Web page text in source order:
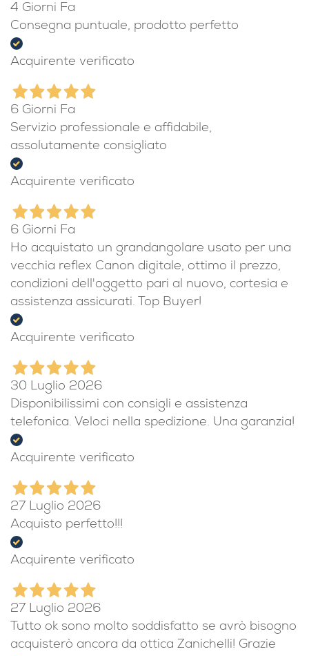
4 Giorni Fa
Consegna puntuale, prodotto perfetto
Acquirente verificato
6 Giorni Fa
Servizio professionale e affidabile,
assolutamente consigliato
Acquirente verificato
6 Giorni Fa
Ho acquistato un grandangolare usato per una
vecchia reflex Canon digitale, ottimo il prezzo,
condizioni dell'oggetto pari al nuovo, cortesia e
assistenza assicurati. Top Buyer!
Acquirente verificato
30 Luglio 2026
Disponibilissimi con consigli e assistenza
telefonica. Veloci nella spedizione. Una garanzia!
Acquirente verificato
27 Luglio 2026
Acquisto perfetto!!!
Acquirente verificato
27 Luglio 2026
Tutto ok sono molto soddisfatto se avrò bisogno
acquisterò ancora da ottica Zanichelli! Grazie